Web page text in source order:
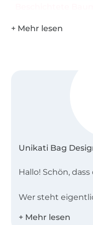
Veröffentlichung
Unikati Bag
Hallo! Schön,
Wer steht